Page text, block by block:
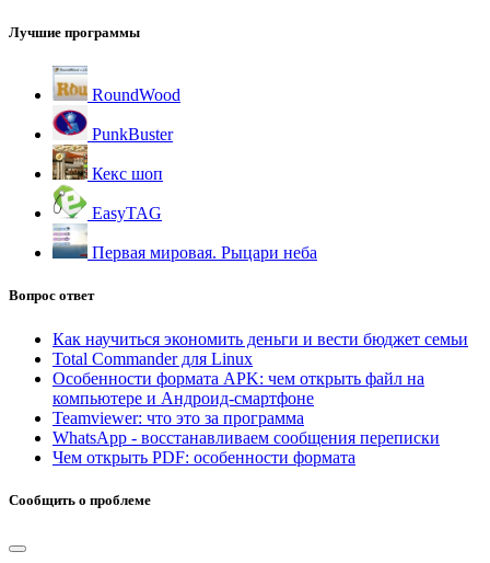
Лучшие программы
RoundWood
PunkBuster
Кекс шоп
EasyTAG
Первая мировая. Рыцари неба
Вопрос ответ
Как научиться экономить деньги и вести бюджет семьи
Total Commander для Linux
Особенности формата APK: чем открыть файл на
компьютере и Андроид-смартфоне
Teamviewer: что это за программа
WhatsApp - восстанавливаем сообщения переписки
Чем открыть PDF: особенности формата
Сообщить о проблеме